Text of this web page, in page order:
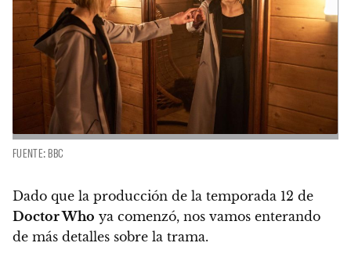
FUENTE: BBC
Dado que la producción de la temporada 12 de
Doctor Who ya comenzó, nos vamos enterando
de más detalles sobre la trama.